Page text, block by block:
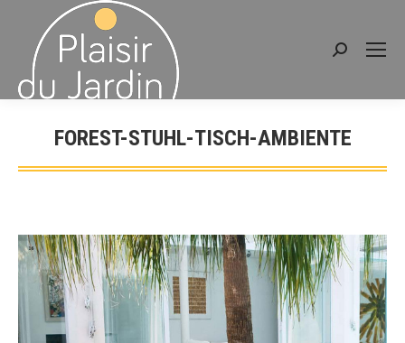
Recherche
FOREST-STUHL-TISCH-AMBIENTE
Vous êtes ici :